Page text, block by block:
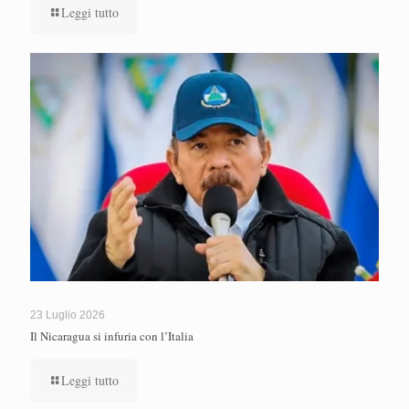
Leggi tutto
23 Luglio 2026
Il Nicaragua si infuria con l’Italia
Leggi tutto